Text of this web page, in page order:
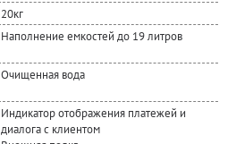
20кг
Наполнение емкостей до 19 литров
Очищенная вода
Индикатор отображения платежей и
диалога с клиентом